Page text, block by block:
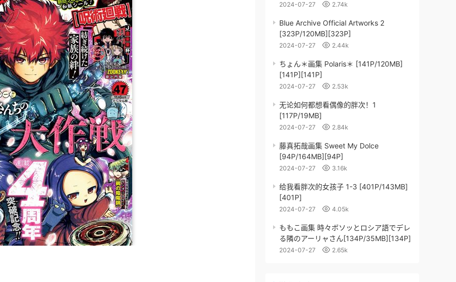
2024-07-27 2.74k
Blue Archive Official Artworks 2
[323P/120MB][323P]
2024-07-27 2.44k
ちょん＊画集 Polaris＊ [141P/120MB]
[141P][141P]
2024-07-27 2.53k
无论如何都想看偶像的胖次！1
[117P/19MB]
2024-07-27 2.84k
藤真拓哉画集 Sweet My Dolce
[94P/164MB][94P]
2024-07-27 3.16k
给我看胖次的女孩子 1-3 [401P/143MB]
[401P]
2024-07-27 4.05k
ももこ画集 時々ボソッとロシア語でデレ
る隣のアーリャさん[134P/35MB][134P]
2024-07-27 2.65k